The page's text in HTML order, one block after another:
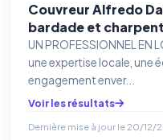
Couvreur Alfredo
bardade et
UN PROFESSIONNEL EN
une expertise locale, une
engagement enver...
Voir les résultats
Dernière mise à jour le 20/12/